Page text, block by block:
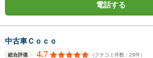
電話する
中古車Ｃｏｃｏ
総合評価 4.7 （クチコミ件数： 29件）